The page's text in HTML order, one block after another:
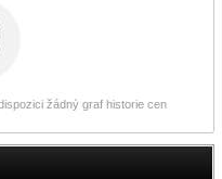
žádný graf historie cen